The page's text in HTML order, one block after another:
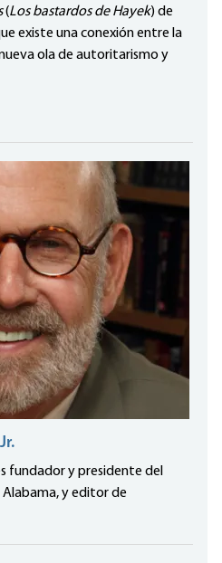
(Los bastardos de Hayek) de
existe una conexión entre la
ola de autoritarismo y
fundador y presidente del
Alabama, y editor de